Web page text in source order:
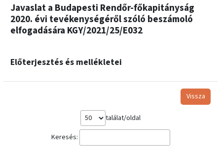
Javaslat a Budapesti Rendőr-főkapitányság
2020. évi tevékenységéről szóló beszámoló
elfogadására KGY/2021/25/E032
Előterjesztés és mellékletei
Vissza
találat/oldal
Keresés: